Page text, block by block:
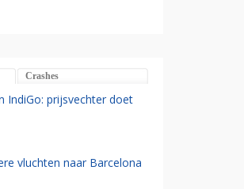
Crashes
IndiGo: prijsvechter doet
vluchten naar Barcelona